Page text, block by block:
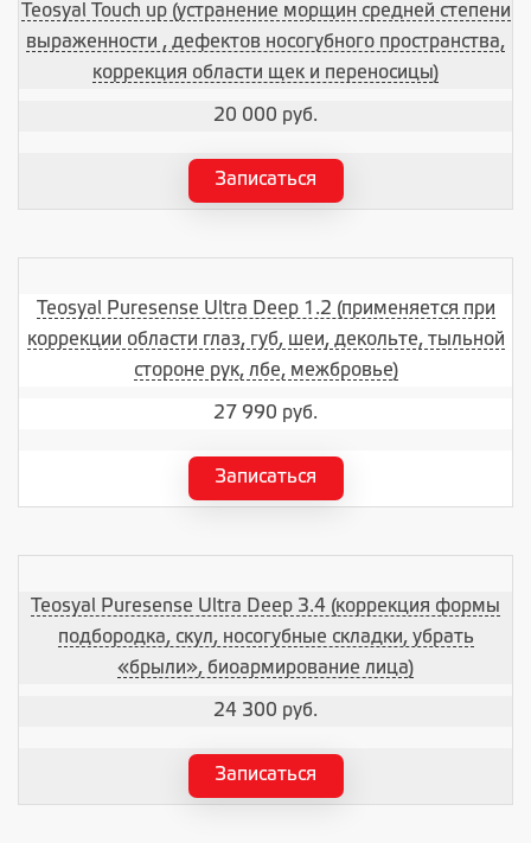
Teosyal Touch up (устранение морщин средней степени
выраженности , дефектов носогубного пространства,
коррекция области щек и переносицы)
20 000 руб.
Записаться
Teosyal Puresense Ultra Deep 1.2 (применяется при
коррекции области глаз, губ, шеи, декольте, тыльной
стороне рук, лбе, межбровье)
27 990 руб.
Записаться
Teosyal Puresense Ultra Deep 3.4 (коррекция формы
подбородка, скул, носогубные складки, убрать
«брыли», биоармирование лица)
24 300 руб.
Записаться